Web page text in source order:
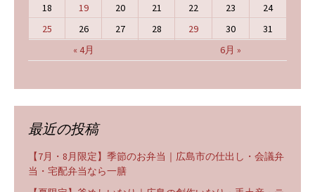
« 4月 6月 »
18
19 20 21 22 23
24
25
26 27 28 29 30 31
最近の投稿
【7月・8月限定】季節のお弁当｜広島市の仕出し・会議弁
当・宅配弁当なら一膳